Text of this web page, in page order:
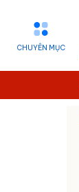
CHUYÊN MỤC